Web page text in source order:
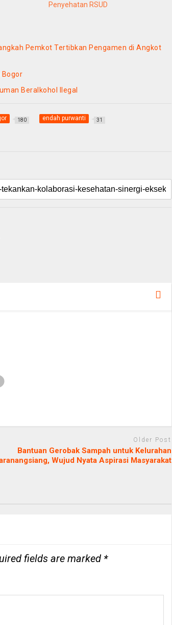
Penyehatan RSUD
Pemkot Tertibkan Pengamen di Angkot
Bogor
Beralkohol Ilegal
180 endah purwanti 31
Older Post
Bantuan Gerobak Sampah untuk Kelurahan
Wujud Nyata Aspirasi Masyarakat
fields are marked *